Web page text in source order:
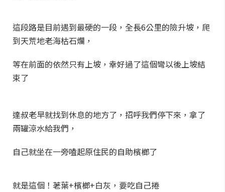
這段路是目前遇到最硬的一段，全長6公里的險升坡，爬
到天荒地老海枯石爛，
等在前面的依然只有上坡，幸好過了這個彎以後上坡結
束了
達叔老早就找到休息的地方了，招呼我們停下來，拿了
兩罐涼水給我們，
自己就坐在一旁嗑起原住民的自助檳榔了
就是這個！荖葉+檳榔+白灰，要吃自己捲